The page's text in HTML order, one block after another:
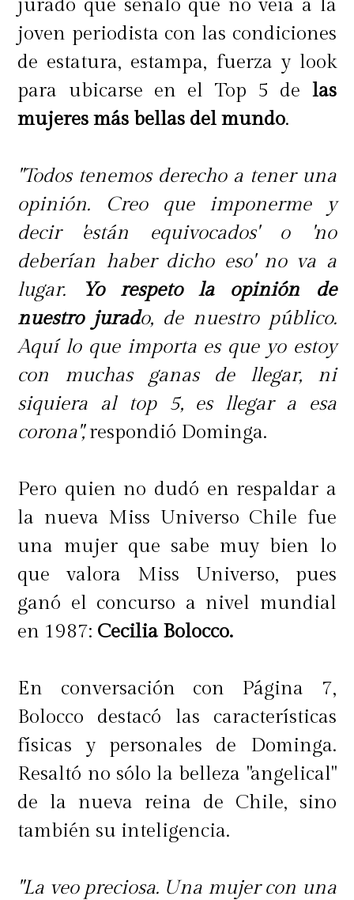
jurado que señaló que no veía a la
joven periodista con las condiciones
de estatura, estampa, fuerza y look
para ubicarse en el Top 5 de las
mujeres más bellas del mundo.
"Todos tenemos derecho a tener una
opinión. Creo que imponerme y
decir 'están equivocados' o 'no
deberían haber dicho eso' no va a
lugar.
Yo respeto la opinión de
nuestro jurado, de nuestro público.
Aquí lo que importa es que yo estoy
con muchas ganas de llegar, ni
siquiera al top 5, es llegar a esa
corona",respondió Dominga.
Pero quien no dudó en respaldar a
la nueva Miss Universo Chile fue
una mujer que sabe muy bien lo
que valora Miss Universo, pues
ganó el concurso a nivel mundial
en 1987: Cecilia Bolocco.
En conversación con Página 7,
Bolocco destacó las características
físicas y personales de Dominga.
Resaltó no sólo la belleza "angelical"
de la nueva reina de Chile, sino
también su inteligencia.
"La veo preciosa. Una mujer con una